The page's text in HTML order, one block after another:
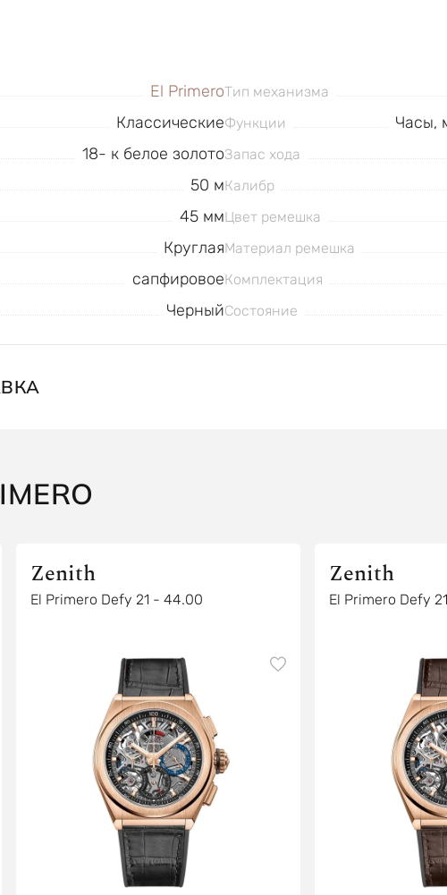
El Primero
Классические
18- к белое золото
50 м
45 мм
Круглая
сапфировое
Черный
Тип механизма
Функции
Часы,
Запас хода
Калибр
Цвет ремешка
Материал ремешка
Комплектация
Состояние
Zenith
El Primero Defy 21 - 44.00
Zenith
El Primero Defy